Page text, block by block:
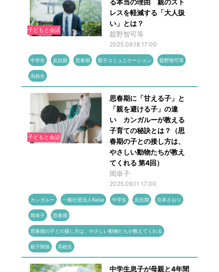
子どもと会話
る本当の理由 親のスト
レスを軽減する「大人扱
い」とは？
親野智可等
2025.09.18 17:00
中学生 反抗期 思春期 親子コミュニケーション 親野智可等
高校生
子どもと会話
思春期に「甘える子」と
「親を避ける子」の違
い カンガルーが教える
子育ての秘訣とは？（思
春期の子との接し方は、
やさしい動物たちが教え
てくれる 第4回）
岡幸子
2025.09.11 17:00
カンガルー 一般社団法人Raise 中学生 反抗期 宮本さおり
岡幸子 思春期
思春期の子との接し方は、やさしい動物たちが教えてくれる
親子関係 高校生
中学生息子が母親と4年間